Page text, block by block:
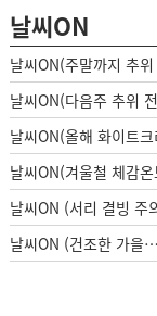
날씨ON
날씨ON(주말까지 추
날씨ON(다음주 추위
날씨ON(올해 화이트
날씨ON(겨울철 체감
날씨ON (서리 결빙 주
날씨ON (건조한 가을